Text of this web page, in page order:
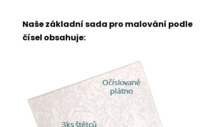
Naše základní sada pro malování podle
čísel obsahuje: